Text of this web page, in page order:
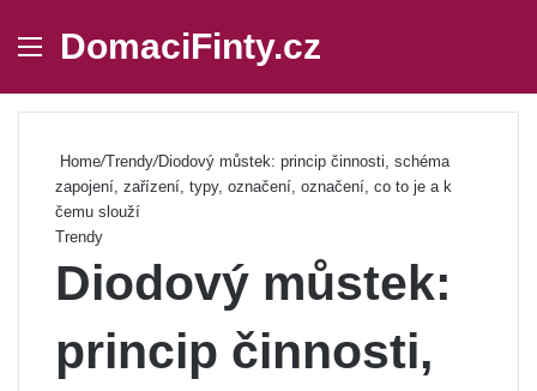
Menu
DomaciFinty.cz
Home/Trendy/Diodový můstek: princip činnosti, schéma
zapojení, zařízení, typy, označení, označení, co to je a k
čemu slouží
Trendy
Diodový můstek:
princip činnosti,